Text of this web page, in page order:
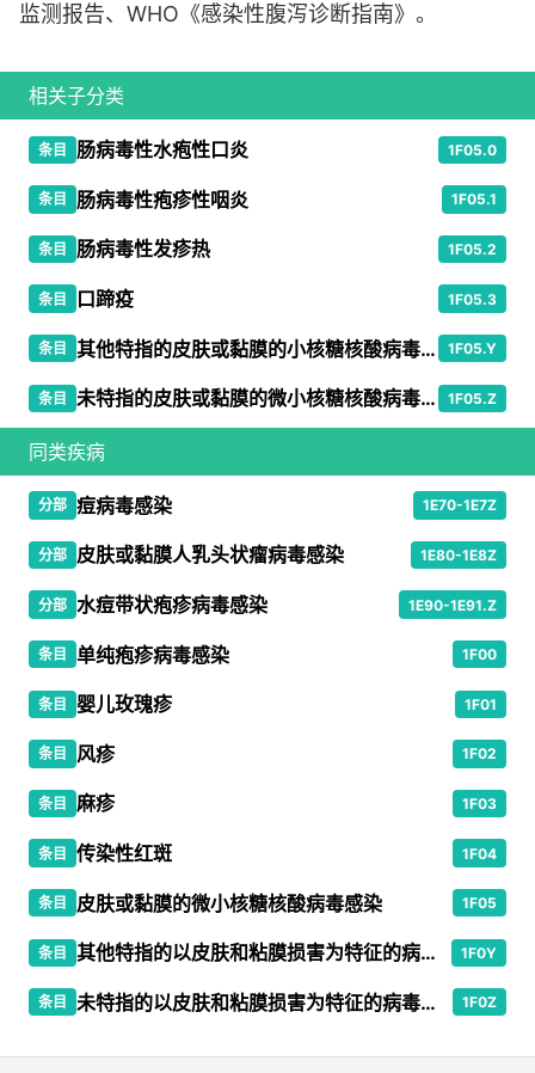
监测报告、WHO《感染性腹泻诊断指南》。
相关子分类
条目 肠病毒性水疱性口炎 1F05.0
条目 肠病毒性疱疹性咽炎 1F05.1
条目 肠病毒性发疹热 1F05.2
条目 口蹄疫 1F05.3
条目 其他特指的皮肤或黏膜的小核糖核酸病毒感染 1F05.Y
条目 未特指的皮肤或黏膜的微小核糖核酸病毒感染 1F05.Z
同类疾病
分部 痘病毒感染 1E70-1E7Z
分部 皮肤或黏膜人乳头状瘤病毒感染 1E80-1E8Z
分部 水痘带状疱疹病毒感染 1E90-1E91.Z
条目 单纯疱疹病毒感染 1F00
条目 婴儿玫瑰疹 1F01
条目 风疹 1F02
条目 麻疹 1F03
条目 传染性红斑 1F04
条目 皮肤或黏膜的微小核糖核酸病毒感染 1F05
条目 其他特指的以皮肤和粘膜损害为特征的病毒感染 1F0Y
条目 未特指的以皮肤和粘膜损害为特征的病毒感染 1F0Z